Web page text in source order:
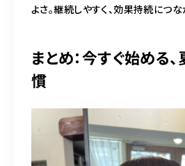
よさ。継続しやすく、効果持続につな
まとめ：今すぐ始める
慣